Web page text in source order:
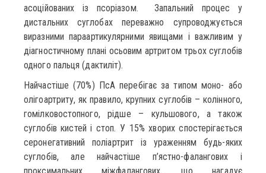
асоційованих із псоріазом. Запальний процес у
дистальних суглобах переважно супроводжується
виразними параартикулярними явищами і важливим у
діагностичному плані осьовим артритом трьох суглобів
одного пальця (дактиліт).
Найчастіше (70%) ПсА перебігає за типом моно- або
олігоартриту, як правило, крупних суглобів – колінного,
гомілковостопного, рідше – кульшового, а також
суглобів кистей і стоп. У 15% хворих спостерігається
серонегативний поліартрит із ураженням будь-яких
суглобів, але найчастіше п’ястно-фалангових і